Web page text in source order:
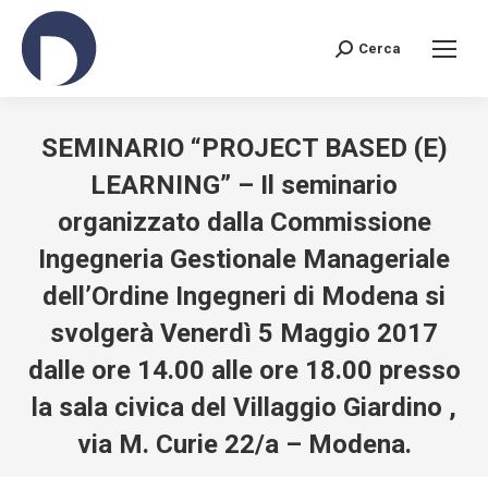
Search:
Cerca
SEMINARIO “PROJECT BASED (E)
LEARNING” – Il seminario
organizzato dalla Commissione
Ingegneria Gestionale Manageriale
dell’Ordine Ingegneri di Modena si
svolgerà Venerdì 5 Maggio 2017
dalle ore 14.00 alle ore 18.00 presso
la sala civica del Villaggio Giardino ,
via M. Curie 22/a – Modena.